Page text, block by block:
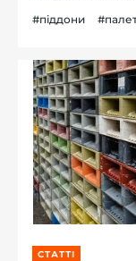
представлених
#піддони
СТАТТІ